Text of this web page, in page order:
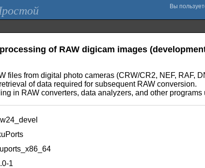
of RAW digicam images
files from digital photo cameras (CRW/CR2, NEF, RAF,
of data required for subsequent RAW conversion.
in RAW converters, data analyzers, and other
1